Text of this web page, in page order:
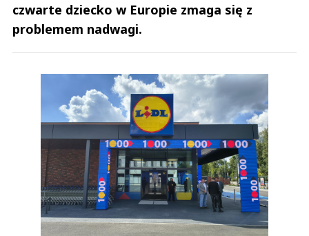
czwarte dziecko w Europie zmaga się z
problemem nadwagi.